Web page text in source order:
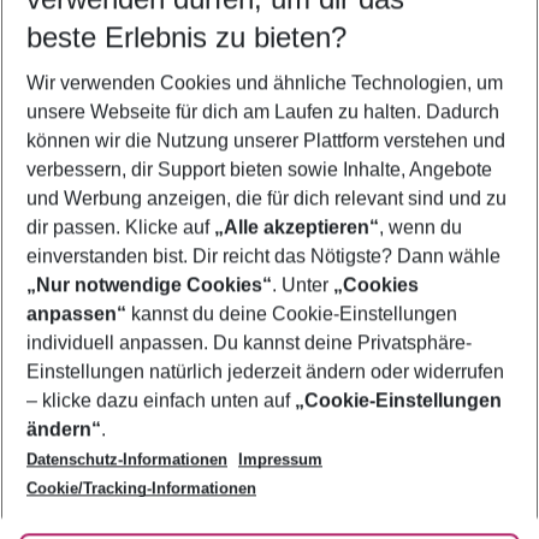
5-8 Nächte
2 Erwachsene Keine Kinder
Mehr Filter anzeigen
Footer
Footer navigation
Über uns
AGB
Bestpreisgarantie
Cookie-Einstellungen ändern
Cookie-Richtlinie
Agenturbetreuung
Barrierefreies Reisen
Folge uns
beste Erlebnis zu bieten?
Wir verwenden Cookies und ähnliche Technologien, um
unsere Webseite für dich am Laufen zu halten. Dadurch
können wir die Nutzung unserer Plattform verstehen und
verbessern, dir Support bieten sowie Inhalte, Angebote
und Werbung anzeigen, die für dich relevant sind und zu
dir passen. Klicke auf „Alle akzeptieren“, wenn du
einverstanden bist. Dir reicht das Nötigste? Dann wähle
„Nur notwendige Cookies“. Unter „Cookies
anpassen“ kannst du deine Cookie-Einstellungen
individuell anpassen. Du kannst deine Privatsphäre-
Einstellungen natürlich jederzeit ändern oder widerrufen
– klicke dazu einfach unten auf „Cookie-Einstellungen
ändern“.
Datenschutz-Informationen
Impressum
Cookie/Tracking-Informationen